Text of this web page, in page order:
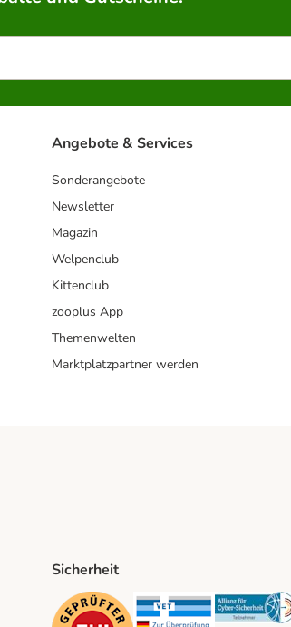
Angebote & Services
Sonderangebote
Newsletter
Magazin
Welpenclub
Kittenclub
zooplus App
Themenwelten
Marktplatzpartner werden
Sicherheit
Security Security